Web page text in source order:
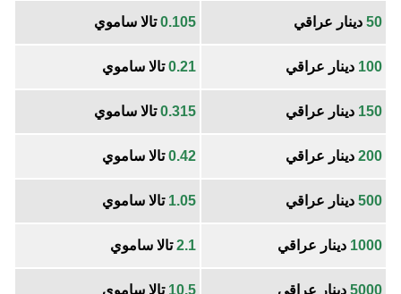
50 دينار عراقي 0.105تالا ساموي
100 دينار عراقي 0.21تالا ساموي
150 دينار عراقي 0.315تالا ساموي
200 دينار عراقي 0.42تالا ساموي
500 دينار عراقي 1.05 تالا ساموي
1000 دينار عراقي 2.1تالا ساموي
5000 دينار عراقي 10.5 تالا ساموي